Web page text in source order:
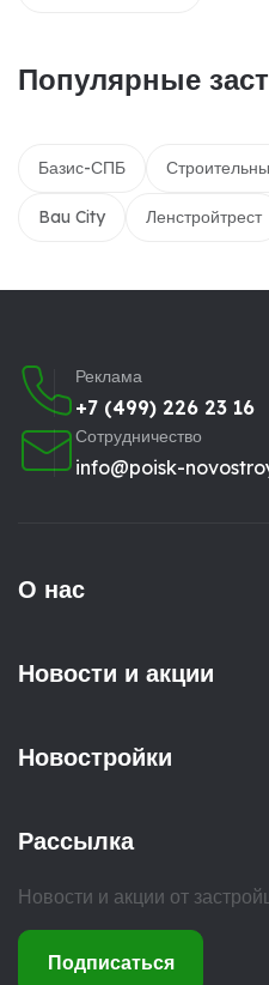
Популярные
Базис-СПБ
Bau City Ленстройтрест
Реклама
+7 (499) 226 23 16
Сотрудничество
info@poisk-
О нас
Новости и акции
Новостройки
Рассылка
Новости и акции от
Подписаться